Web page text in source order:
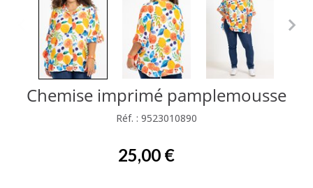
Chemise imprimé pamplemousse
Réf. : 9523010890
25,00 €